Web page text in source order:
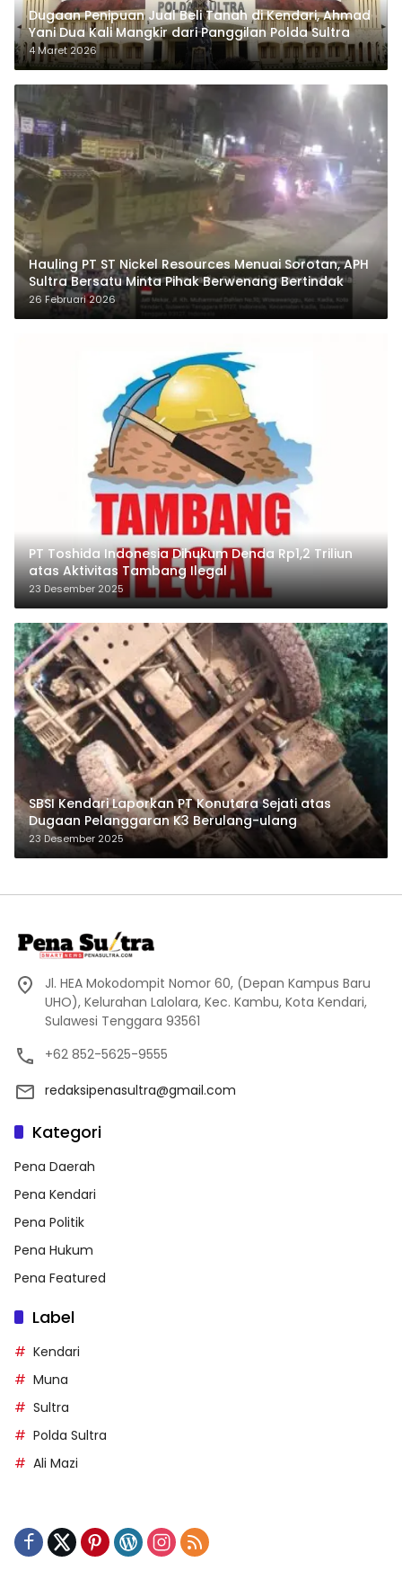
Dugaan Penipuan Jual Beli Tanah di Kendari, Ahmad
Yani Dua Kali Mangkir dari Panggilan Polda Sultra
4 Maret 2026
Hauling PT ST Nickel Resources Menuai Sorotan, APH
Sultra Bersatu Minta Pihak Berwenang Bertindak
26 Februari 2026
PT Toshida Indonesia Dihukum Denda Rp1,2 Triliun
atas Aktivitas Tambang Ilegal
23 Desember 2025
SBSI Kendari Laporkan PT Konutara Sejati atas
Dugaan Pelanggaran K3 Berulang-ulang
23 Desember 2025
Jl. HEA Mokodompit Nomor 60, (Depan Kampus Baru
UHO), Kelurahan Lalolara, Kec. Kambu, Kota Kendari,
Sulawesi Tenggara 93561
+62 852-5625-9555
redaksipenasultra@gmail.com
Kategori
Pena Daerah
Pena Kendari
Pena Politik
Pena Hukum
Pena Featured
Label
Kendari
Muna
Sultra
Polda Sultra
Ali Mazi